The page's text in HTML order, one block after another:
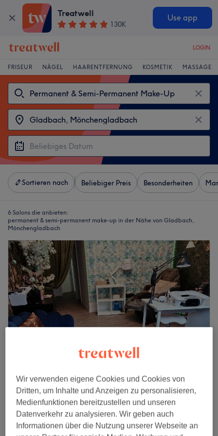
Treatwell
130K
Use app
LOGIN
FRISEUR NÄGEL HAARENTFERNUNG KOSMETIK MASSAGE
Sortieren nach Beliebiger Preis Besonderheiten
6 Salons die anbieten:
permanent & semi-permanent make-up in der Nähe von Gladbach,
Mönchengladbach
PEREMÈNA Beauty
4,5
23 Bewertungen
Gladbach, Mönchengladbach
Auf Karte anzeigen
Permanent Make-Up Lips
ab
Wir verwenden eigene Cookies und Cookies von
Dritten, um Inhalte und Anzeigen zu personalisieren,
Medienfunktionen bereitzustellen und unseren
Datenverkehr zu analysieren. Wir geben auch
Informationen über die Nutzung unserer Webseite an